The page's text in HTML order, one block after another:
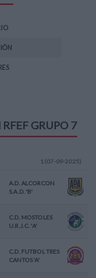
GRUPO 7
1 (07-09-2025)
A.D. ALCORCON
S.A.D. 'B'
C.D. MOSTOLES
U.R.J.C. 'A'
C.D. FUTBOL TRES
CANTOS 'A'